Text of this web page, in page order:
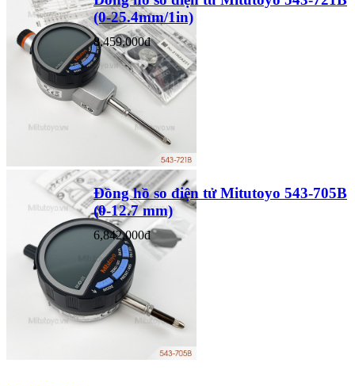
(0-25.4mm/1in)
8,459,000đ
Đồng hồ so điện tử Mitutoyo 543-705B
(0-12.7 mm)
6,842,000đ